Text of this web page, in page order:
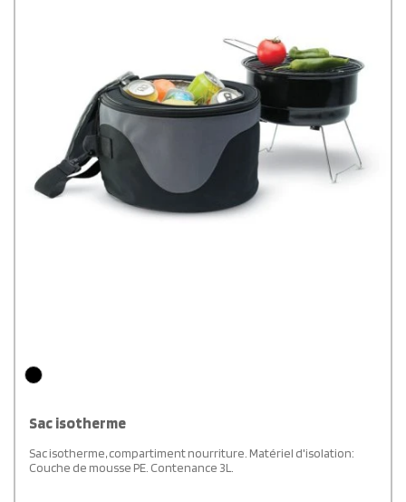
Sac isotherme
Sac isotherme, compartiment nourriture. Matériel d'isolation:
Couche de mousse PE. Contenance 3L.